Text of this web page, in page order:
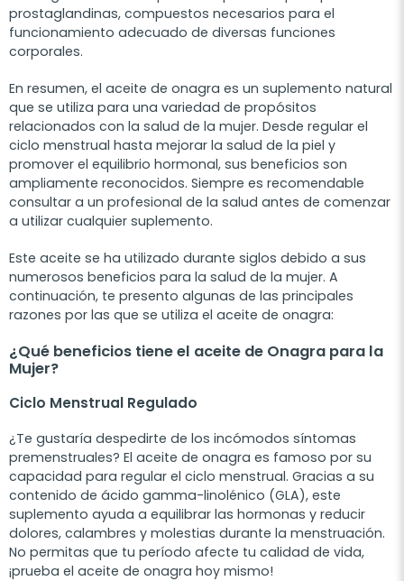
prostaglandinas, compuestos necesarios para el
funcionamiento adecuado de diversas funciones
corporales.
En resumen, el aceite de onagra es un suplemento natural
que se utiliza para una variedad de propósitos
relacionados con la salud de la mujer. Desde regular el
ciclo menstrual hasta mejorar la salud de la piel y
promover el equilibrio hormonal, sus beneficios son
ampliamente reconocidos. Siempre es recomendable
consultar a un profesional de la salud antes de comenzar
a utilizar cualquier suplemento.
Este aceite se ha utilizado durante siglos debido a sus
numerosos beneficios para la salud de la mujer. A
continuación, te presento algunas de las principales
razones por las que se utiliza el aceite de onagra:
¿Qué beneficios tiene el aceite de Onagra para la
Mujer?
Ciclo Menstrual Regulado
¿Te gustaría despedirte de los incómodos síntomas
premenstruales? El aceite de onagra es famoso por su
capacidad para regular el ciclo menstrual. Gracias a su
contenido de ácido gamma-linolénico (GLA), este
suplemento ayuda a equilibrar las hormonas y reducir
dolores, calambres y molestias durante la menstruación.
No permitas que tu período afecte tu calidad de vida,
¡prueba el aceite de onagra hoy mismo!